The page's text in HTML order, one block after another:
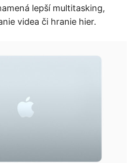
lepší multitasking,
videa či hranie hier.